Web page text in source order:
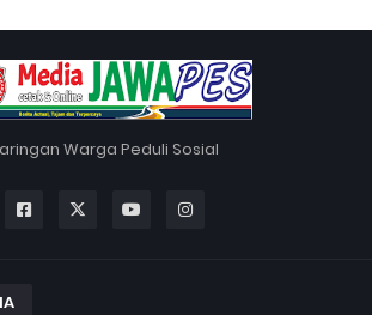
Warga Peduli Sosial